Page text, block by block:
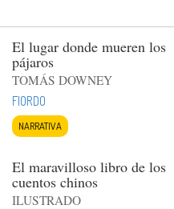
El lugar donde mueren los
pájaros
TOMÁS DOWNEY
FIORDO
NARRATIVA
El maravilloso libro de los
cuentos chinos
ILUSTRADO